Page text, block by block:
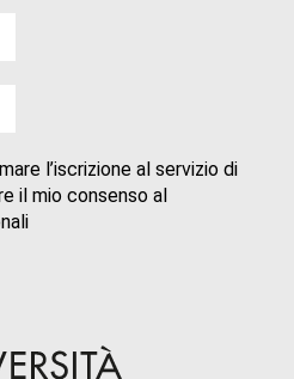
l’iscrizione al servizio di
il mio consenso al